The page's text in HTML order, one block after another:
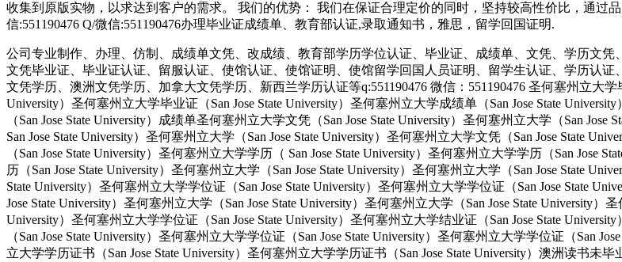
收集到原版实物，以求达到客户的需求。 我们的优势： 我们在保证合理定价的同时，坚持较高性价比，通过
信:551190476 Q/微信:551190476办理毕业证成绩单、教育部认证,录取通知书，雅思，留学回国证明.
公司专业制作、办理、仿制、成绩单文凭、改成绩、教育部学历学位认证、毕业证、成绩单、文凭、学历文
文凭毕业证、毕业证认证、留服认证、使馆认证、使馆证明、使馆留学回国人员证明、留学生认证、学历认
文凭学历、澳洲文凭学历、加拿大文凭学历、新西兰学历认证等q:551190476 微信：551190476 圣何塞州立大学
University）圣何塞州立大学毕业证（San Jose State University）圣何塞州立大学成绩单（San Jose State
（San Jose State University）成绩单圣何塞州立大学文凭（San Jose State University）圣何塞州立大学（San
San Jose State University）圣何塞州立大学（San Jose State University）圣何塞州立大学文凭（San Jose State
（San Jose State University）圣何塞州立大学学历（ San Jose State University）圣何塞州立大学学历（San Jose
历（San Jose State University）圣何塞州立大学（San Jose State University）圣何塞州立大学（San Jose State
State University）圣何塞州立大学学位证（San Jose State University）圣何塞州立大学学位证（San Jose State
Jose State University）圣何塞州立大学（San Jose State University）圣何塞州立大学（San Jose State University）
University）圣何塞州立大学学位证（San Jose State University）圣何塞州立大学结业证（San Jose State
（San Jose State University）圣何塞州立大学学位证（San Jose State University）圣何塞州立大学学位证（San
立大学学历证书（San Jose State University）圣何塞州立大学学历证书（San Jose State University）澳洲读书